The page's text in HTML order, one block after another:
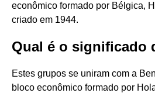
econômico formado por Bélgica,
criado em 1944.
Qual é o significado
Estes grupos se uniram com a
bloco econômico formado por